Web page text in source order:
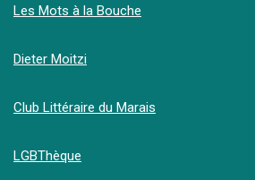
Les Mots à la Bouche
Dieter Moitzi
Club Littéraire du Marais
LGBThèque